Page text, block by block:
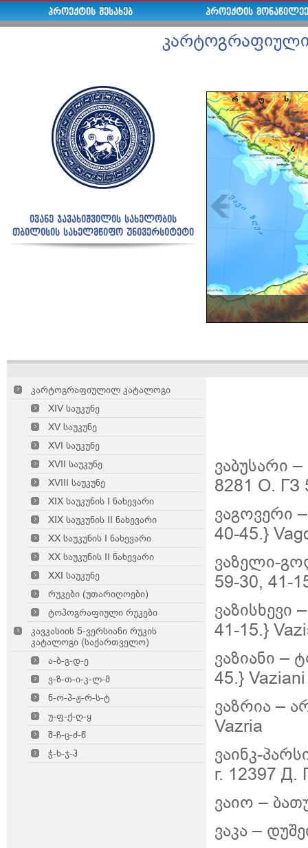
ᲞᲠᲝᲔᲥᲢᲘᲡ ᲨᲔᲡᲐᲮᲔᲑ ᲞᲠᲝᲔᲥᲢᲘᲡ
ივანე ჯავახიშვილის სახელობის
თბილისის სახელმწიფო უნივერსიტეტი
კარტოგრაფიულილ კატალოგი
XIV საუკუნე
XV საუკუნე
XVI საუკუნე
XVII საუკუნე
XVIII საუკუნე
XIX საუკუნის I ნახევარი
XIX საუკუნის II ნახევარი
XX საუკუნის I ნახევარი
XX საუკუნის II ნახევარი
XXI საუკუნე
რუკები (უთარიღოები)
ტოპოგრაფიული რუკები
კავკასიის 5-ვერსიანი რუკის
კატალოგი (საქართველო)
ა-ბ-გ-დ-ე
ვ-ზ-თ-ი-კ-ლ-მ
ნ-ო-პ-ჟ-რ-ს-ტ
უ-ფ-ქ-ღ-ყ
შ-ჩ-ც-ძ-წ
ჭ-ხ-ჯ-ჰ
ვაბუსარი –
8281 О. ГЗ
ვაგოვერი
40-45.}
ვაზელი-
59-30, 41-
ვაზისხევი
41-15.}
ვაზიანი –
45.} Vaziani
ვაზრია –
Vazria
ვაინკ-
г. 12397 Д.
ვაიო –
ვაკა –